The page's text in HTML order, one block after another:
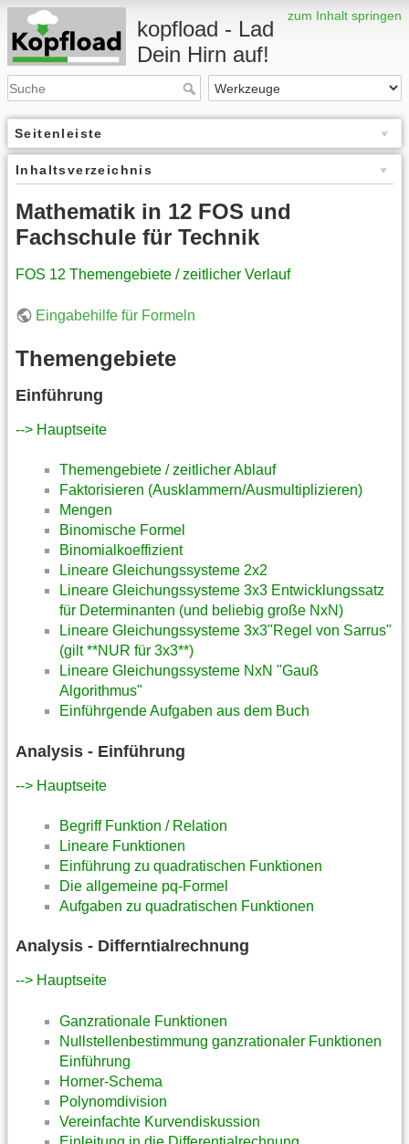
zum Inhalt springen
kopfload - Lad
Dein Hirn auf!
Seitenleiste
Inhaltsverzeichnis
Mathematik in 12 FOS und
Fachschule für Technik
FOS 12 Themengebiete / zeitlicher Verlauf
Eingabehilfe für Formeln
Themengebiete
Einführung
--> Hauptseite
Themengebiete / zeitlicher Ablauf
Faktorisieren (Ausklammern/Ausmultiplizieren)
Mengen
Binomische Formel
Binomialkoeffizient
Lineare Gleichungssysteme 2x2
Lineare Gleichungssysteme 3x3 Entwicklungssatz
für Determinanten (und beliebig große NxN)
Lineare Gleichungssysteme 3x3"Regel von Sarrus"
(gilt **NUR für 3x3**)
Lineare Gleichungssysteme NxN "Gauß
Algorithmus"
Einführgende Aufgaben aus dem Buch
Analysis - Einführung
--> Hauptseite
Begriff Funktion / Relation
Lineare Funktionen
Einführung zu quadratischen Funktionen
Die allgemeine pq-Formel
Aufgaben zu quadratischen Funktionen
Analysis - Differntialrechnung
--> Hauptseite
Ganzrationale Funktionen
Nullstellenbestimmung ganzrationaler Funktionen
Einführung
Horner-Schema
Polynomdivision
Vereinfachte Kurvendiskussion